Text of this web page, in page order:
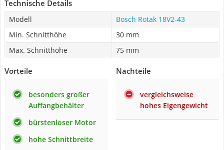
Technische Details
Modell
Bosch Rotak 18V2-43
Min. Schnitthöhe
30 mm
Max. Schnitthöhe
75 mm
Vorteile
besonders großer
Auffangbehälter
bürstenloser Motor
hohe Schnittbreite
Nachteile
vergleichsweise
hohes Eigengewicht